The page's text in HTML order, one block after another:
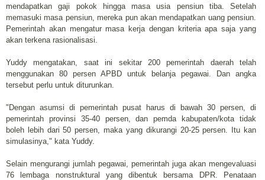
mendapatkan gaji pokok hingga masa usia pensiun tiba. Setelah
memasuki masa pensiun, mereka pun akan mendapatkan uang pensiun.
Pemerintah akan mengatur masa kerja dengan kriteria apa saja yang
akan terkena rasionalisasi.
Yuddy mengatakan, saat ini sekitar 200 pemerintah daerah telah
menggunakan 80 persen APBD untuk belanja pegawai. Dan angka
tersebut perlu untuk diturunkan.
"Dengan asumsi di pemerintah pusat harus di bawah 30 persen, di
pemerintah provinsi 35-40 persen, dan pemda kabupaten/kota tidak
boleh lebih dari 50 persen, maka yang dikurangi 20-25 persen. Itu kan
simulasinya," kata Yuddy.
Selain mengurangi jumlah pegawai, pemerintah juga akan mengevaluasi
76 lembaga nonstruktural yang dibentuk bersama DPR. Penataan